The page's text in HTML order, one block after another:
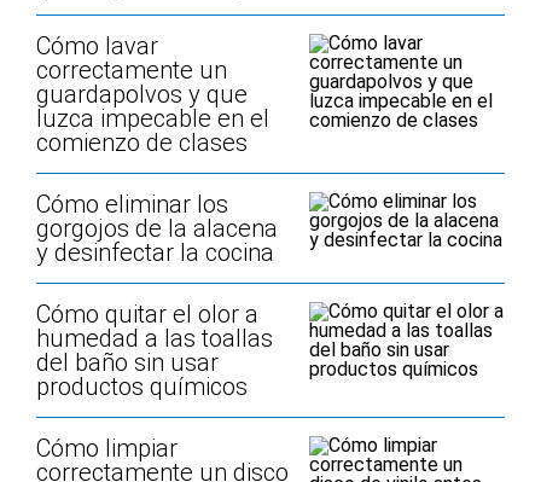
Cómo lavar
correctamente un
guardapolvos y que
luzca impecable en el
comienzo de clases
Cómo eliminar los
gorgojos de la alacena
y desinfectar la cocina
Cómo quitar el olor a
humedad a las toallas
del baño sin usar
productos químicos
Cómo limpiar
correctamente un disco